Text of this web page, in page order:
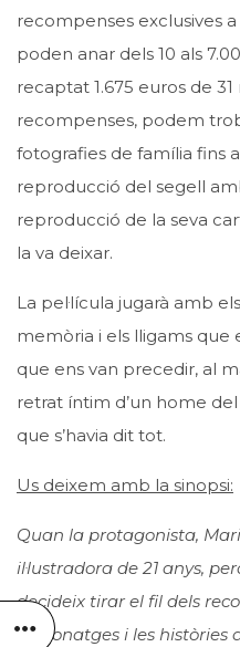
recompenses exclusives
poden anar dels 10 als
recaptat 1.675 euros de
recompenses, podem
fotografies de família fins
reproducció del segell
reproducció de la seva
la va deixar.
La pel·lícula jugarà amb
memòria i els lligams que
que ens van precedir, al
retrat íntim d’un home
que s’havia dit tot.
Us deixem amb la sinopsi:
Quan la protagonista,
il·lustradora de 21 anys,
decideix tirar el fil dels
personatges i les històries